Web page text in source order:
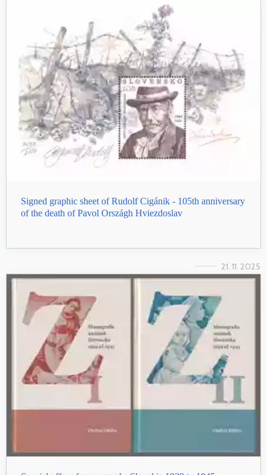
Signed graphic sheet of Rudolf Cigánik - 105th anniversary
of the death of Pavol Országh Hviezdoslav
21. 11. 2025